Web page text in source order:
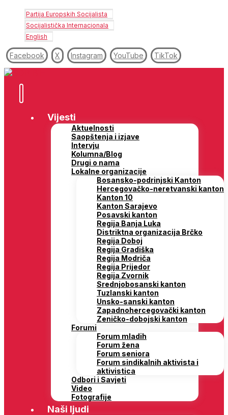
Partija Europskih Socijalista
Socijalistička Internacionala
English
Facebook X Instagram YouTube TikTok
Vijesti
Aktuelnosti
Saopštenja i izjave
Intervju
Kolumna/Blog
Drugi o nama
Lokalne organizacije
Bosansko-podrinjski Kanton
Hercegovačko-neretvanski kanton
Kanton 10
Kanton Sarajevo
Posavski kanton
Regija Banja Luka
Distriktna organizacija Brčko
Regija Doboj
Regija Gradiška
Regija Modriča
Regija Prijedor
Regija Zvornik
Srednjobosanski kanton
Tuzlanski kanton
Unsko-sanski kanton
Zapadnohercegovački kanton
Zeničko-dobojski kanton
Forumi
Forum mladih
Forum žena
Forum seniora
Forum sindikalnih aktivista i
aktivistica
Odbori i Savjeti
Video
Fotografije
Naši ljudi